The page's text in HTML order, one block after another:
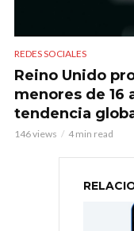
REDES SOCIALES
Reino Unido
menores de 16
tendencia
146 views 4 min read